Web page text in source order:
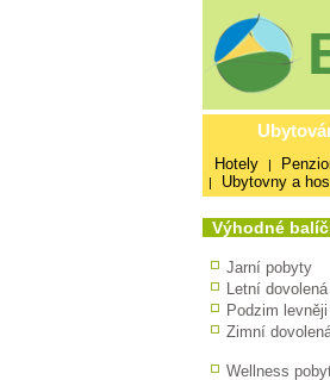
Hotely |
| Ubytovny a
Výhodné
Jarní pobyty
Letní dovolená
Podzim levněji
Zimní
Wellness